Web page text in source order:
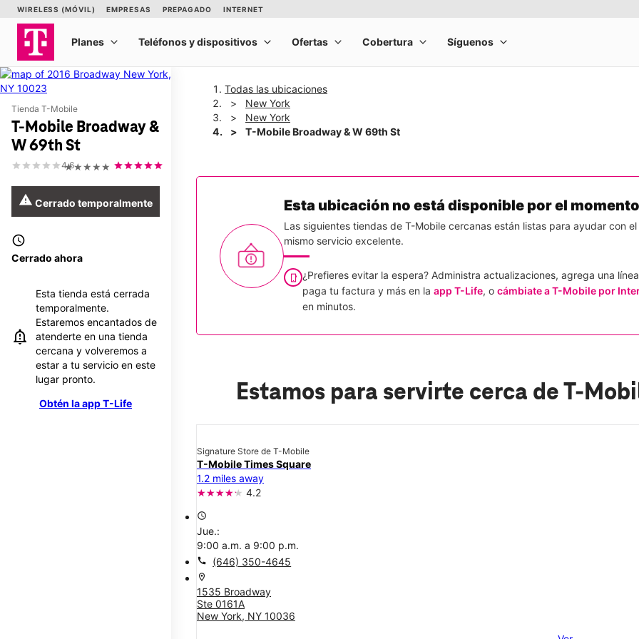
Tienda T-Mobile
T-Mobile Broadway &
W 69th St
★★★★★
4.6
warning Cerrado temporalmente
access_time
Cerrado ahora
Esta tienda está cerrada
temporalmente.
Estaremos encantados de
atenderte en una tienda
cercana y volveremos a
estar a tu servicio en este
lugar pronto.
Obtén la app T-Life
Todas las ubicaciones
New York
New York
T-Mobile Broadway & W 69th St
Esta ubicación no está disponible por el
Las siguientes tiendas de T-Mobile cercanas están listas para ayudar con el
mismo servicio excelente.
¿Prefieres evitar la espera? Administra actualizaciones, agrega una
paga tu factura y más en la app T-Life, o cámbiate a T-Mobile por
en minutos.
Estamos para servirte cerca de T-
Signature Store de T-Mobile
T-Mobile Times Square
1.2 miles away
4.2
access_time
Jue.:
9:00 a.m. a 9:00 p.m.
call (646) 350-4645
location_on
1535 Broadway
Ste 0161A
New York, NY 10036